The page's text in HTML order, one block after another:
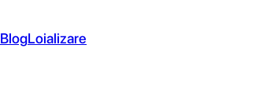
BlogLoializare